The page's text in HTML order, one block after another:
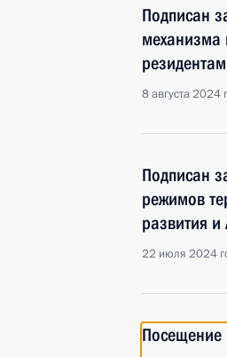
Подписан
механизма
8 августа 2024
Подписан
режимов
развития
22 июля 2024
Посещение